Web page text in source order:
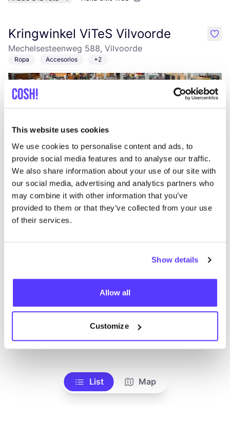
This website uses cookies
We use cookies to personalise content and ads, to
provide social media features and to analyse our traffic.
We also share information about your use of our site with
our social media, advertising and analytics partners who
may combine it with other information that you’ve
provided to them or that they’ve collected from your use
of their services.
Show details
Allow all
Customize
Kringwinkel ViTeS Vilvoorde
Mechelsesteenweg 588, Vilvoorde
Ropa Accesorios +2
Añade a la ruta Visita sitio web
like
Kibibi
Joyería Accesorios
Añade a la ruta Visita sitio web
List Map